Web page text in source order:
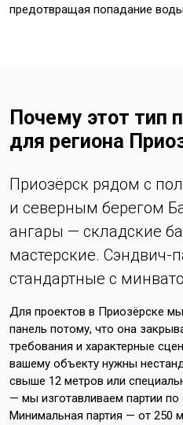
предотвращая попадание воды
Почему этот тип
для региона
Приозёрск рядом с
и северным берегом
ангары — складские
мастерские.
стандартные с
Для проектов в Приозёрске
панель потому, что она
требования и характерные
вашему объекту нужны
свыше 12 метров или
— мы изготавливаем партии
Минимальная партия — от 250